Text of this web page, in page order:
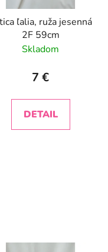
ľalia, ruža jesenná
2F 59cm
Skladom
7 €
DETAIL